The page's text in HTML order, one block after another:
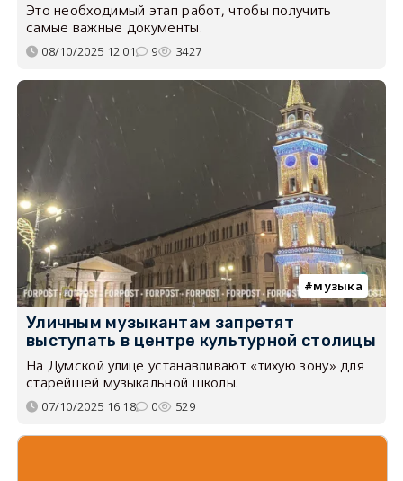
Это необходимый этап работ, чтобы получить
самые важные документы.
08/10/2025 12:01 9 3427
музыка
Уличным музыкантам запретят
выступать в центре культурной столицы
На Думской улице устанавливают «тихую зону» для
старейшей музыкальной школы.
07/10/2025 16:18 0 529